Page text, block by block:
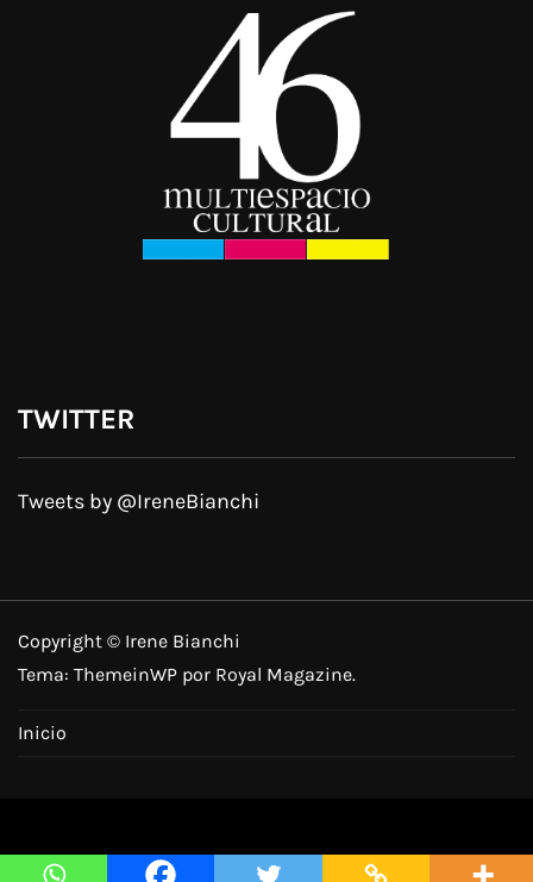
TWITTER
Tweets by @IreneBianchi
Copyright © Irene Bianchi
Tema: ThemeinWP por Royal Magazine.
Inicio